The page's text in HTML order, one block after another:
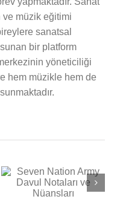
müzik eğitimi
sanatsal
bir platform
yöneticiliği
hem müzikle hem de
Back in Black Davul
Notaları ve Nüansları